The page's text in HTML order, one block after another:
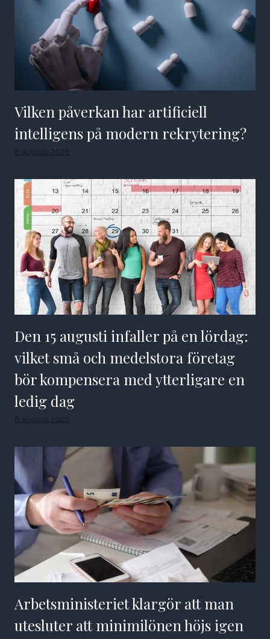
Vilken påverkan har artificiell
intelligens på modern rekrytering?
8 augusti 2026
Den 15 augusti infaller på en lördag:
vilket små och medelstora företag
bör kompensera med ytterligare en
ledig dag
8 augusti 2026
Arbetsministeriet klargör att man
utesluter att minimilönen höjs igen